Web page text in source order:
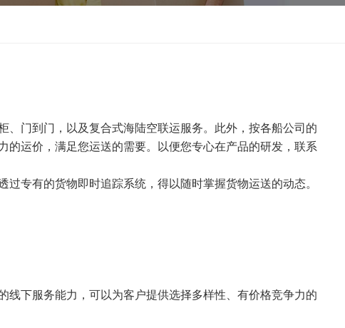
门到门，以及复合式海陆空联运服务。此外，按各船公司的
运价，满足您运送的需要。以便您专心在产品的研发，联系
专有的货物即时追踪系统，得以随时掌握货物运送的动态。
下服务能力，可以为客户提供选择多样性、有价格竞争力的